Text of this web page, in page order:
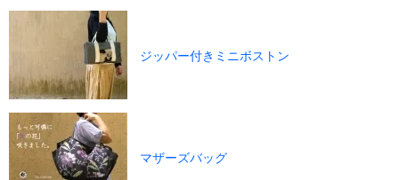
ジッパー付きミニボストン
マザーズバッグ